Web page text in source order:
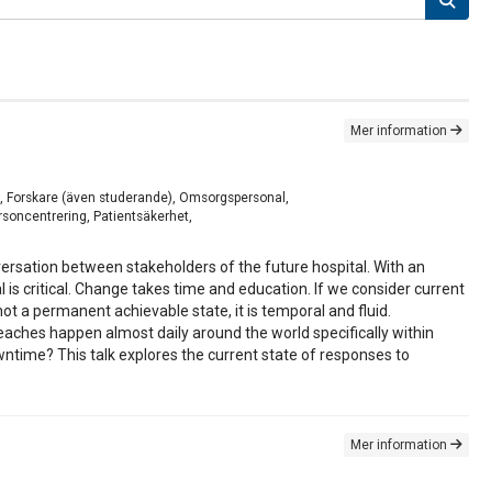
(även studerande), Omsorgspersonal,
Patientsäkerhet,
Mer information
between stakeholders of the future hospital. With an
critical. Change takes time and education. If we consider current
a permanent achievable state, it is temporal and fluid.
happen almost daily around the world specifically within
This talk explores the current state of responses to
Mer information